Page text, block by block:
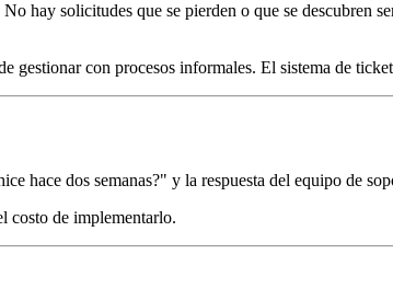
hay solicitudes que se pierden o que se descubren
gestionar con procesos informales. El sistema de
hace dos semanas?" y la respuesta del equipo de
costo de implementarlo.